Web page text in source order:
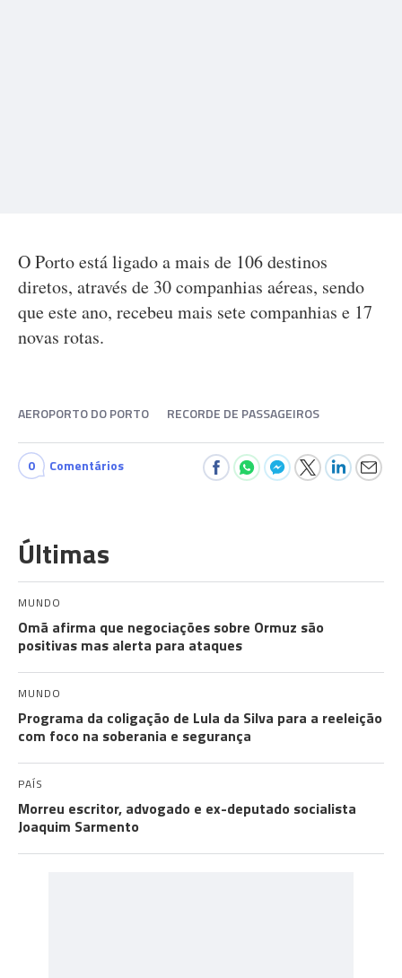
O Porto está ligado a mais de 106 destinos
diretos, através de 30 companhias aéreas, sendo
que este ano, recebeu mais sete companhias e 17
novas rotas.
AEROPORTO DO PORTO RECORDE DE PASSAGEIROS
0 Comentários
Últimas
MUNDO
Omã afirma que negociações sobre Ormuz são
positivas mas alerta para ataques
MUNDO
Programa da coligação de Lula da Silva para a reeleição
com foco na soberania e segurança
PAÍS
Morreu escritor, advogado e ex-deputado socialista
Joaquim Sarmento